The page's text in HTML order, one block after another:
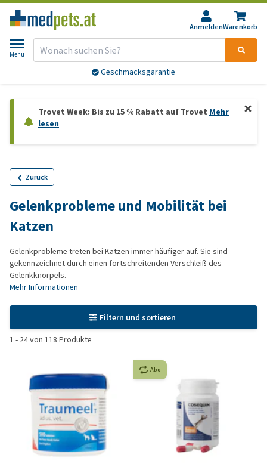
AnmeldenWarenkorb
Menu
Geschmacksgarantie
Trovet Week: Bis zu 15 % Rabatt auf Trovet Mehr
lesen
Zurück
Gelenkprobleme und Mobilität bei
Katzen
Gelenkprobleme treten bei Katzen immer häufiger auf. Sie sind
gekennzeichnet durch einen fortschreitenden Verschleiß des
Gelenkknorpels.
Mehr Informationen
Filtern und sortieren
1 - 24von 118 Produkte
Abo